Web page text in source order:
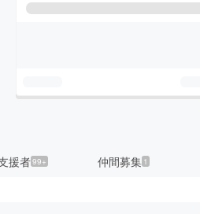
援者99+ 仲間募集 1